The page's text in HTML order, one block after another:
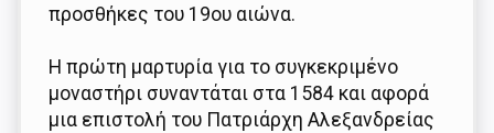
προσθήκες του 19ου αιώνα.
Η πρώτη μαρτυρία για το συγκεκριμένο
μοναστήρι συναντάται στα 1584 και αφορά
μια επιστολή του Πατριάρχη Αλεξανδρείας